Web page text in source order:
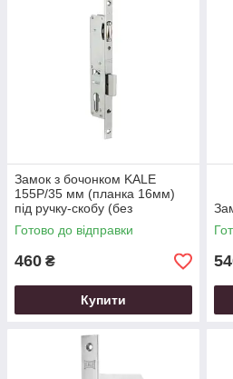
Замок з бочонком KALE
155P/35 мм (планка 16мм)
під ручку-скобу (без
відповідної планки)
Готово до відправки
460 ₴
Купити